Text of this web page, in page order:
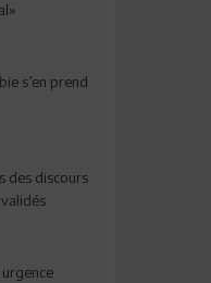
s’en prend
des discours